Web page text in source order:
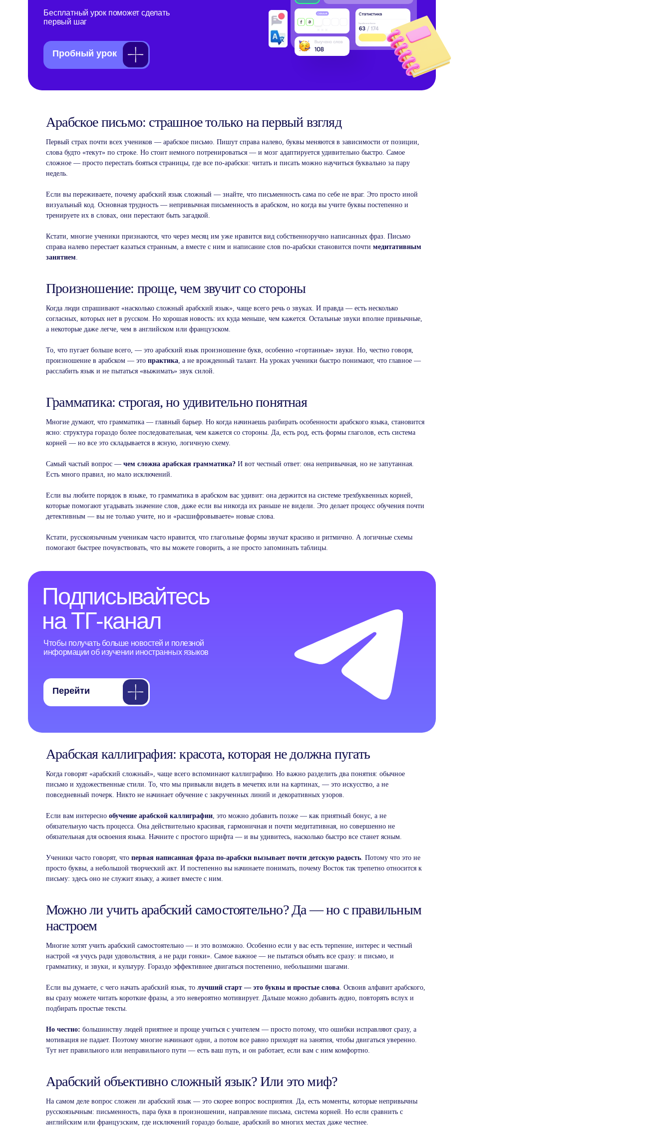
Арабское письмо: страшное только на первый взгляд
Первый страх почти всех учеников — арабское письмо. Пишут справа налево, буквы меняются в зависимости от позиции,
слова будто «текут» по строке. Но стоит немного потренироваться — и мозг адаптируется удивительно быстро. Самое
сложное — просто перестать бояться страницы, где все по-арабски: читать и писать можно научиться буквально за пару
недель.
Если вы переживаете, почему арабский язык сложный — знайте, что письменность сама по себе не враг. Это просто иной
визуальный код. Основная трудность — непривычная письменность в арабском, но когда вы учите буквы постепенно и
тренируете их в словах, они перестают быть загадкой.
Кстати, многие ученики признаются, что через месяц им уже нравится вид собственноручно написанных фраз. Письмо
справа налево перестает казаться странным, а вместе с ним и написание слов по-арабски становится почти медитативным
занятием.
Произношение: проще, чем звучит со стороны
Когда люди спрашивают «насколько сложный арабский язык», чаще всего речь о звуках. И правда — есть несколько
согласных, которых нет в русском. Но хорошая новость: их куда меньше, чем кажется. Остальные звуки вполне привычные,
а некоторые даже легче, чем в английском или французском.
То, что пугает больше всего, — это арабский язык произношение букв, особенно «гортанные» звуки. Но, честно говоря,
произношение в арабском — это практика, а не врожденный талант. На уроках ученики быстро понимают, что главное —
расслабить язык и не пытаться «выжимать» звук силой.
Грамматика: строгая, но удивительно понятная
Многие думают, что грамматика — главный барьер. Но когда начинаешь разбирать особенности арабского языка, становится
ясно: структура гораздо более последовательная, чем кажется со стороны. Да, есть род, есть формы глаголов, есть система
корней — но все это складывается в ясную, логичную схему.
Самый частый вопрос — чем сложна арабская грамматика? И вот честный ответ: она непривычная, но не запутанная.
Есть много правил, но мало исключений.
Если вы любите порядок в языке, то грамматика в арабском вас удивит: она держится на системе трехбуквенных корней,
которые помогают угадывать значение слов, даже если вы никогда их раньше не видели. Это делает процесс обучения почти
детективным — вы не только учите, но и «расшифровываете» новые слова.
Кстати, русскоязычным ученикам часто нравится, что глагольные формы звучат красиво и ритмично. А логичные схемы
помогают быстрее почувствовать, что вы можете говорить, а не просто запоминать таблицы.
Подписывайтесь
на ТГ-канал
Чтобы получать больше новостей и полезной
информации об изучении иностранных языков
Перейти
Арабская каллиграфия: красота, которая не должна пугать
Когда говорят «арабский сложный», чаще всего вспоминают каллиграфию. Но важно разделить два понятия: обычное
письмо и художественные стили. То, что мы привыкли видеть в мечетях или на картинах, — это искусство, а не
повседневный почерк. Никто не начинает обучение с закрученных линий и декоративных узоров.
Если вам интересно обучение арабской каллиграфии, это можно добавить позже — как приятный бонус, а не
обязательную часть процесса. Она действительно красивая, гармоничная и почти медитативная, но совершенно не
обязательная для освоения языка. Начните с простого шрифта — и вы удивитесь, насколько быстро все станет ясным.
Ученики часто говорят, что первая написанная фраза по-арабски вызывает почти детскую радость. Потому что это не
просто буквы, а небольшой творческий акт. И постепенно вы начинаете понимать, почему Восток так трепетно относится к
письму: здесь оно не служит языку, а живет вместе с ним.
Можно ли учить арабский самостоятельно? Да — но с правильным
настроем
Многие хотят учить арабский самостоятельно — и это возможно. Особенно если у вас есть терпение, интерес и честный
настрой «я учусь ради удовольствия, а не ради гонки». Самое важное — не пытаться объять все сразу: и письмо, и
грамматику, и звуки, и культуру. Гораздо эффективнее двигаться постепенно, небольшими шагами.
Если вы думаете, с чего начать арабский язык, то лучший старт — это буквы и простые слова. Освоив алфавит арабского,
вы сразу можете читать короткие фразы, а это невероятно мотивирует. Дальше можно добавить аудио, повторять вслух и
подбирать простые тексты.
Но честно: большинству людей приятнее и проще учиться с учителем — просто потому, что ошибки исправляют сразу, а
мотивация не падает. Поэтому многие начинают одни, а потом все равно приходят на занятия, чтобы двигаться уверенно.
Тут нет правильного или неправильного пути — есть ваш путь, и он работает, если вам с ним комфортно.
Арабский объективно сложный язык? Или это миф?
На самом деле вопрос сложен ли арабский язык — это скорее вопрос восприятия. Да, есть моменты, которые непривычны
русскоязычным: письменность, пара букв в произношении, направление письма, система корней. Но если сравнить с
английским или французским, где исключений гораздо больше, арабский во многих местах даже честнее.